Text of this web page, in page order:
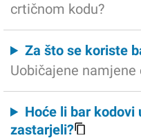
crtičnom kodu?
Za što se koriste
Uobičajene namjene
Hoće li bar
zastarjeli?